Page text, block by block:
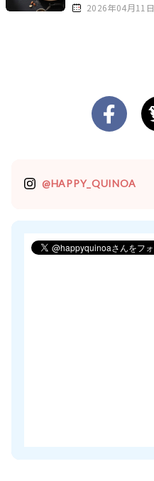
2026年04月11日
@HAPPY_QUINOA